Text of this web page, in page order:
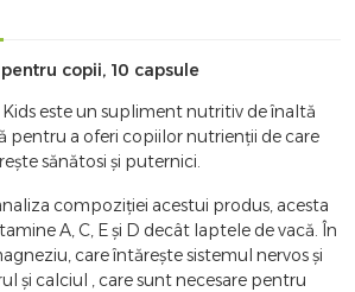
copii, 10 capsule
este un supliment nutritiv de înaltă
pentru a oferi copiilor nutrienții de care
sănătosi și puternici.
compoziției acestui produs, acesta
A, C, E și D decât laptele de vacă. În
care întărește sistemul nervos și
și calciul , care sunt necesare pentru